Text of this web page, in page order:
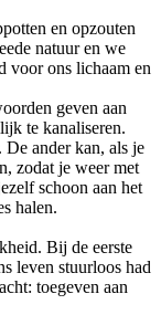
en opzouten
natuur en we
voor ons lichaam en
geven aan
te kanaliseren.
ander kan, als je
zodat je weer met
schoon aan het
halen.
Bij de eerste
leven stuurloos had
toegeven aan